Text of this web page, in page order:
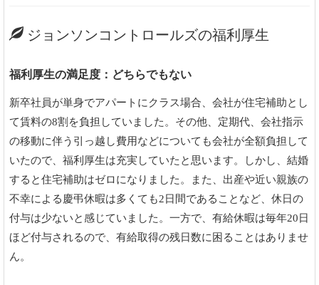
ジョンソンコントロールズの福利厚生
福利厚生の満足度：どちらでもない
新卒社員が単身でアパートにクラス場合、会社が住宅補助とし
て賃料の8割を負担していました。その他、定期代、会社指示
の移動に伴う引っ越し費用などについても会社が全額負担して
いたので、福利厚生は充実していたと思います。しかし、結婚
すると住宅補助はゼロになりました。また、出産や近い親族の
不幸による慶弔休暇は多くても2日間であることなど、休日の
付与は少ないと感じていました。一方で、有給休暇は毎年20日
ほど付与されるので、有給取得の残日数に困ることはありませ
ん。